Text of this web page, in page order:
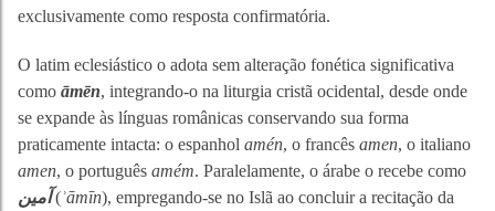
exclusivamente como resposta confirmatória.
O latim eclesiástico o adota sem alteração fonética significativa
como āmēn, integrando-o na liturgia cristã ocidental, desde onde
se expande às línguas românicas conservando sua forma
praticamente intacta: o espanhol amén, o francês amen, o italiano
amen, o português amém. Paralelamente, o árabe o recebe como
آمين(ʾāmīn), empregando-se no Islã ao concluir a recitação da